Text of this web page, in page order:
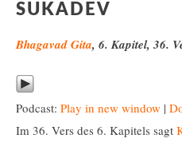
SUKADEV
Bhagavad Gita, 6. Kapitel, 36.
Podcast: Play in new window |
Im 36. Vers des 6. Kapitels sagt